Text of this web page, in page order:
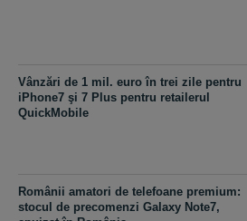
Vânzări de 1 mil. euro în trei zile pentru
iPhone7 şi 7 Plus pentru retailerul
QuickMobile
Românii amatori de telefoane premium:
stocul de precomenzi Galaxy Note7,